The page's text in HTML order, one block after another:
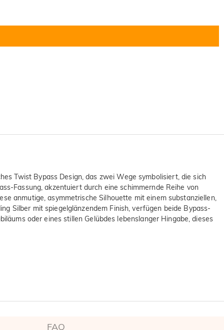
Twist Bypass Design, das zwei Wege symbolisiert, die sich
Fassung, akzentuiert durch eine schimmernde Reihe von
anmutige, asymmetrische Silhouette mit einem substanziellen,
Silber mit spiegelglänzendem Finish, verfügen beide Bypass-
oder eines stillen Gelübdes lebenslanger Hingabe, dieses
FAQ